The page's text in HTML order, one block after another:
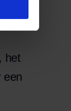
het
een